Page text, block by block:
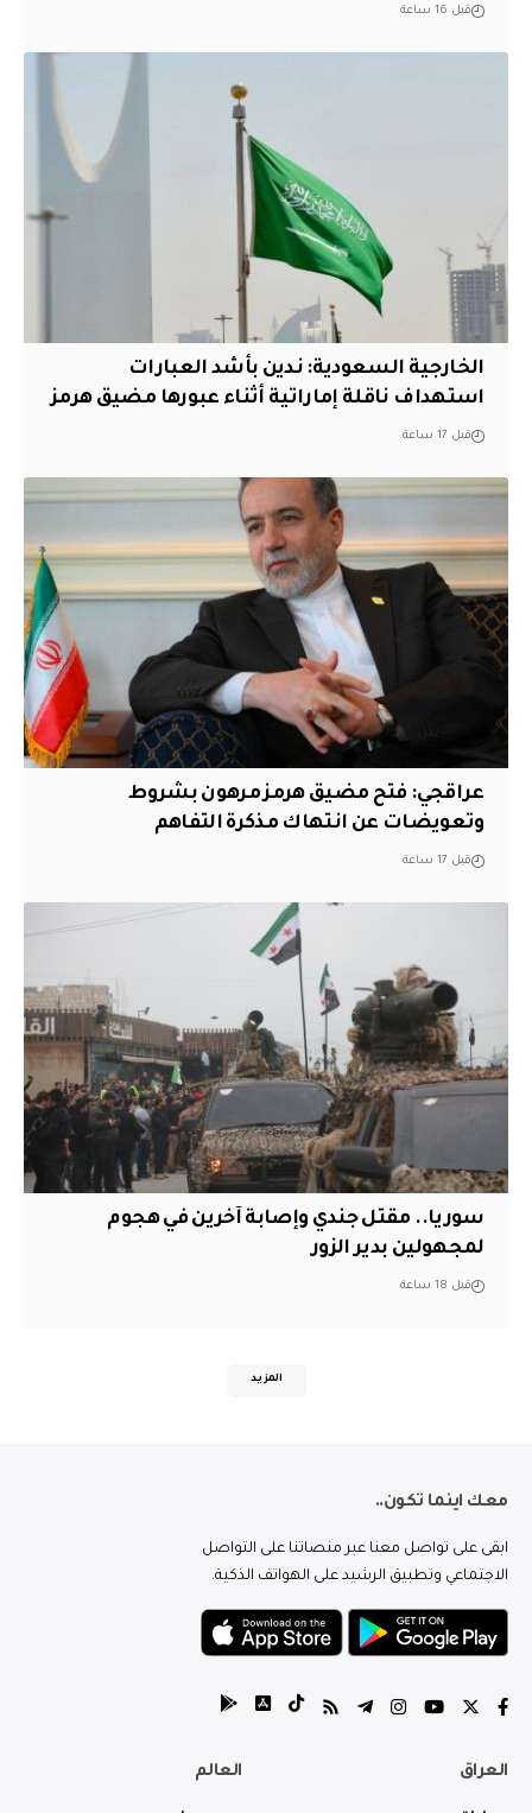
قبل 16 ساعة
‏الخارجية السعودية: ندين بأشد العبارات
استهداف ناقلة إماراتية أثناء عبورها مضيق هرمز
قبل 17 ساعة
عراقجي: فتح مضيق هرمز مرهون بشروط
وتعويضات عن انتهاك مذكرة التفاهم
قبل 17 ساعة
سوريا.. مقتل جندي وإصابة آخرين في هجوم
لمجهولين بدير الزور
قبل 18 ساعة
المزيد
معك اينما تكون..
ابقى على تواصل معنا عبر منصاتنا على التواصل
الاجتماعي وتطبيق الرشيد على الهواتف الذكية.
العراق العالم